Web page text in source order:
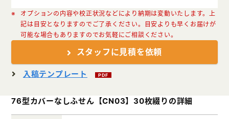
ウェットティッシュ本舗
うちわ本舗
扇子本舗
ノベルティグッズ本舗
オプションの内容や校正状況などにより納期は変動いたします。上
記は目安となりますのでご了承ください。目安よりも早くお届けが
可能な場合もありますのでお気軽にご相談ください。
スタッフに見積を依頼
入稿テンプレート PDF
76型カバーなしふせん【CN03】30枚綴りの詳細